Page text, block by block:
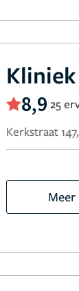
8,9 25
Kerkstraat